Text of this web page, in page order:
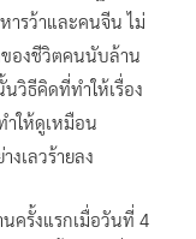
ารว้าและคนจีน ไม่
ของชีวิตคนนับล้าน
วิธีคิดที่ทำให้เรื่อง
ให้ดูเหมือน
เลวร้ายลง
ครั้งแรกเมื่อวันที่ 4